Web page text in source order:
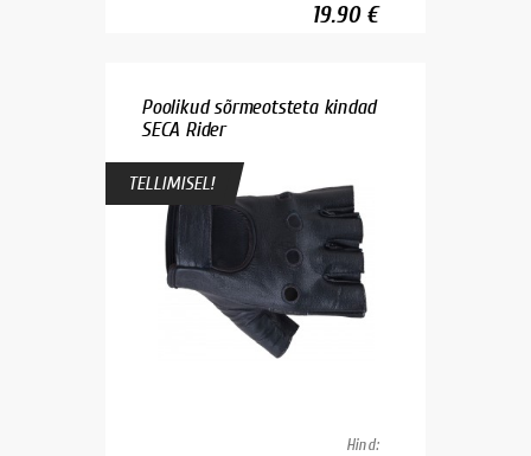
19.90 €
Poolikud sõrmeotsteta kindad
SECA Rider
TELLIMISEL!
Hind: